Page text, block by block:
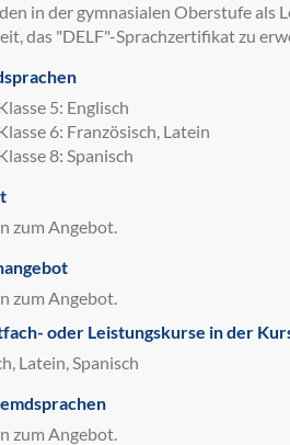
in der gymnasialen Oberstufe als
das "DELF"-Sprachzertifikat zu
5: Englisch
6: Französisch, Latein
8: Spanisch
zum Angebot.
zum Angebot.
oder Leistungskurse in der
Latein, Spanisch
zum Angebot.